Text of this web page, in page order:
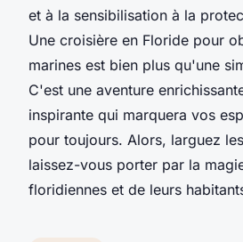
et à la sensibilisation à la
Une croisière en Floride pour
marines est bien plus qu'une
C'est une aventure
inspirante qui marquera vos
pour toujours. Alors, larguez
laissez-vous porter par la
floridiennes et de leurs